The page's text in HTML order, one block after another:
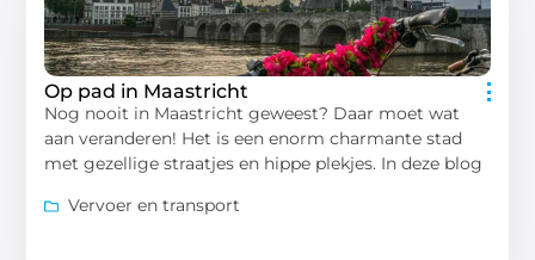
Op pad in Maastricht
Nog nooit in Maastricht geweest? Daar moet wat
aan veranderen! Het is een enorm charmante stad
met gezellige straatjes en hippe plekjes. In deze blog
Vervoer en transport